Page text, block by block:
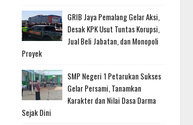
GRIB Jaya Pemalang Gelar Aksi,
Desak KPK Usut Tuntas Korupsi,
Jual Beli Jabatan, dan Monopoli
Proyek
SMP Negeri 1 Petarukan Sukses
Gelar Persami, Tanamkan
Karakter dan Nilai Dasa Darma
Sejak Dini